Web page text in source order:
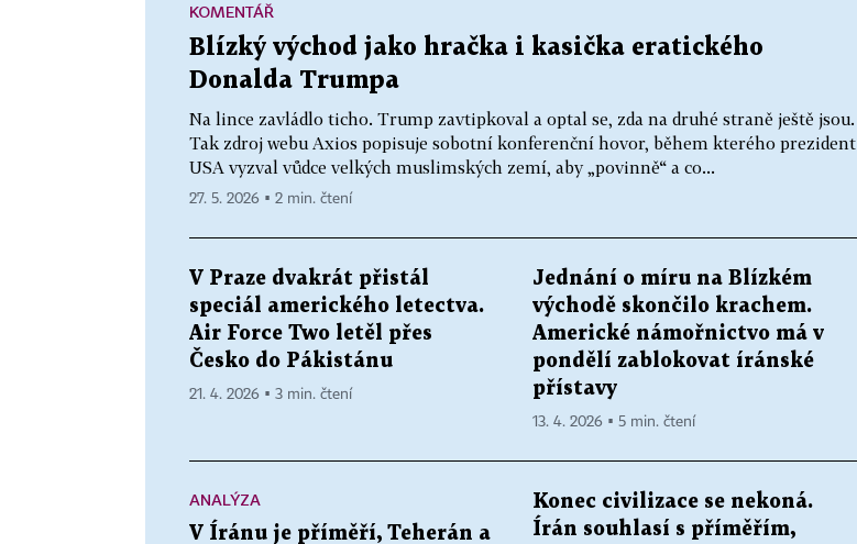
Blízký východ jako hračka i kasička eratického
Donalda Trumpa
Na lince zavládlo ticho. Trump zavtipkoval a optal se, zda na druhé straně ještě jsou.
Tak zdroj webu Axios popisuje sobotní konferenční hovor, během kterého prezident
USA vyzval vůdce velkých muslimských zemí, aby „povinně“ a co...
KOMENTÁŘ
27. 5. 2026 ▪ 2 min. čtení
V Praze dvakrát přistál
speciál amerického letectva.
Air Force Two letěl přes
Česko do Pákistánu
21. 4. 2026 ▪ 3 min. čtení
Jednání o míru na Blízkém
východě skončilo krachem.
Americké námořnictvo má v
pondělí zablokovat íránské
přístavy
13. 4. 2026 ▪ 5 min. čtení
ANALÝZA
V Íránu je příměří, Teherán a
Konec civilizace se nekoná.
Írán souhlasí s příměřím,